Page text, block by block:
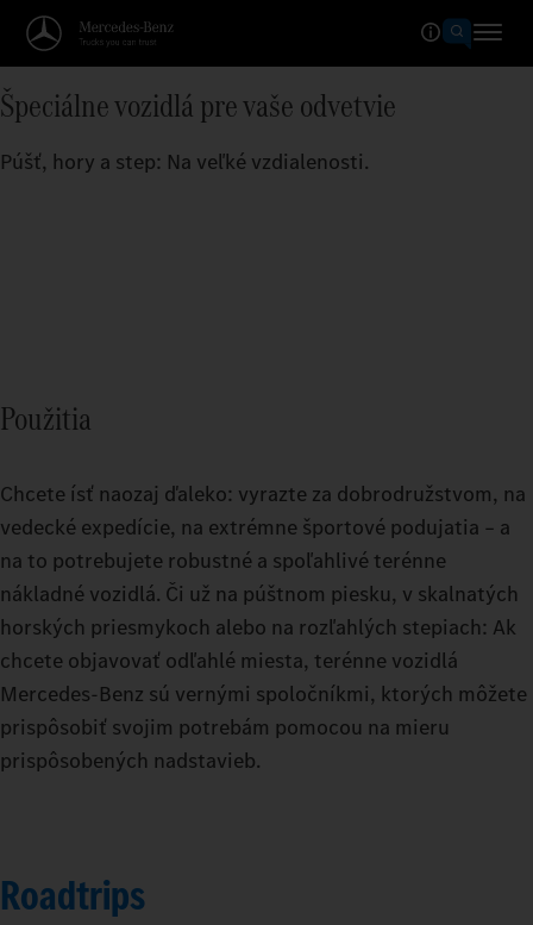
Špeciálne vozidlá pre vaše odvetvie
Púšť, hory a step: Na veľké vzdialenosti.
Použitia
Chcete ísť naozaj ďaleko: vyrazte za dobrodružstvom, na
vedecké expedície, na extrémne športové podujatia – a
na to potrebujete robustné a spoľahlivé terénne
nákladné vozidlá. Či už na púštnom piesku, v skalnatých
horských priesmykoch alebo na rozľahlých stepiach: Ak
chcete objavovať odľahlé miesta, terénne vozidlá
Mercedes-Benz sú vernými spoločníkmi, ktorých môžete
prispôsobiť svojim potrebám pomocou na mieru
prispôsobených nadstavieb.
Roadtrips